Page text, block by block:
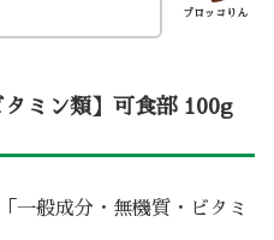
ブロッコりん
タミン類】可食部 100g
一般成分・無機質・ビタミ